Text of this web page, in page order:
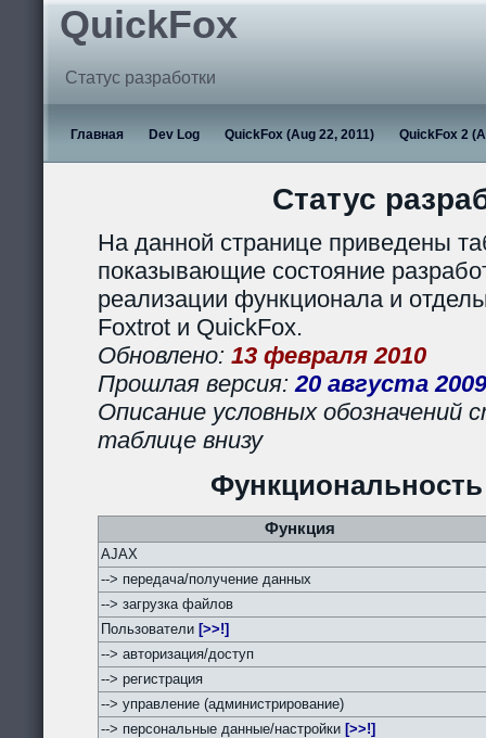
QuickFox
Статус разработки
Главная Dev Log QuickFox (Aug 22, 2011) QuickFox 2
Статус
На данной странице приведены
показывающие состояние
реализации функционала и
Foxtrot и QuickFox.
Обновлено: 13 февраля 2010
Прошлая версия:20 августа 2009
Описание условных обозначений
таблице внизу
Функция
AJAX
--> передача/получение данных
--> загрузка файлов
Пользователи [>>!]
--> авторизация/доступ
--> регистрация
--> управление (администрирование)
--> персональные данные/настройки [>>!]